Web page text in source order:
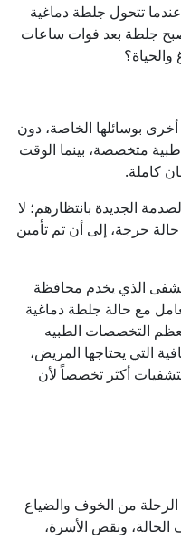
تتحول جلطة دماغية
جلطة بعد فوات ساعات
بوسائلها الخاصة، دون
متخصصة، بينما الوقت
كاملة.
الجديدة بانتظارهم؛ لا
حرجة، إلى أن تم تأمين
الذي يخدم محافظة
مع حالة جلطة دماغية
التخصصات الطبيه
التي يحتاجها المريض،
أكثر تخصصاً لأن
من الخوف والضياع
ونقص الأسرة،